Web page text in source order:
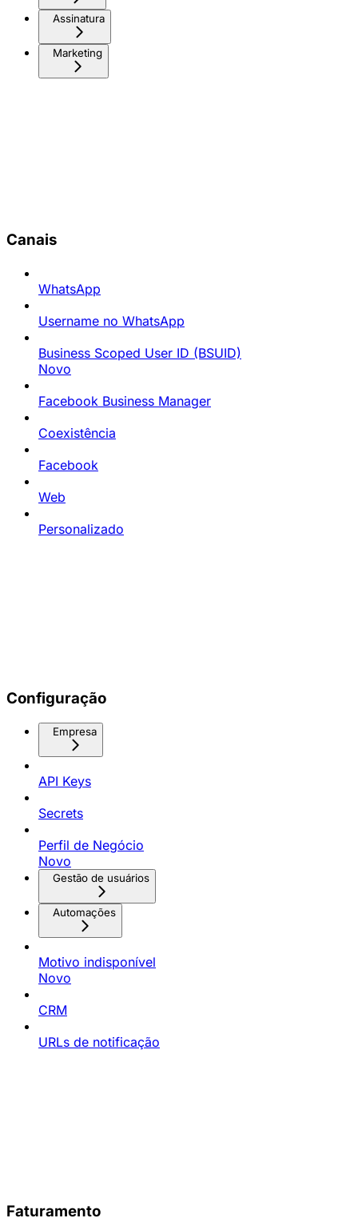
Assinatura
Marketing
Canais
WhatsApp
Username no WhatsApp
Business Scoped User ID (BSUID)
Novo
Facebook Business Manager
Coexistência
Facebook
Web
Personalizado
Configuração
Empresa
API Keys
Secrets
Perfil de Negócio
Novo
Gestão de usuários
Automações
Motivo indisponível
Novo
CRM
URLs de notificação
Faturamento